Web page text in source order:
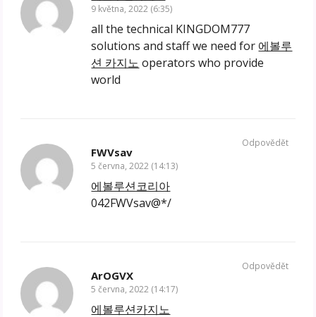
9 května, 2022 (6:35)
all the technical KINGDOM777
solutions and staff we need for 에볼루
션 카지노 operators who provide
world
FWVsav
5 června, 2022 (14:13)
에볼루션코리아
042FWVsav@*/
Odpovědět
ArOGVX
5 června, 2022 (14:17)
에볼루션카지노
Odpovědět